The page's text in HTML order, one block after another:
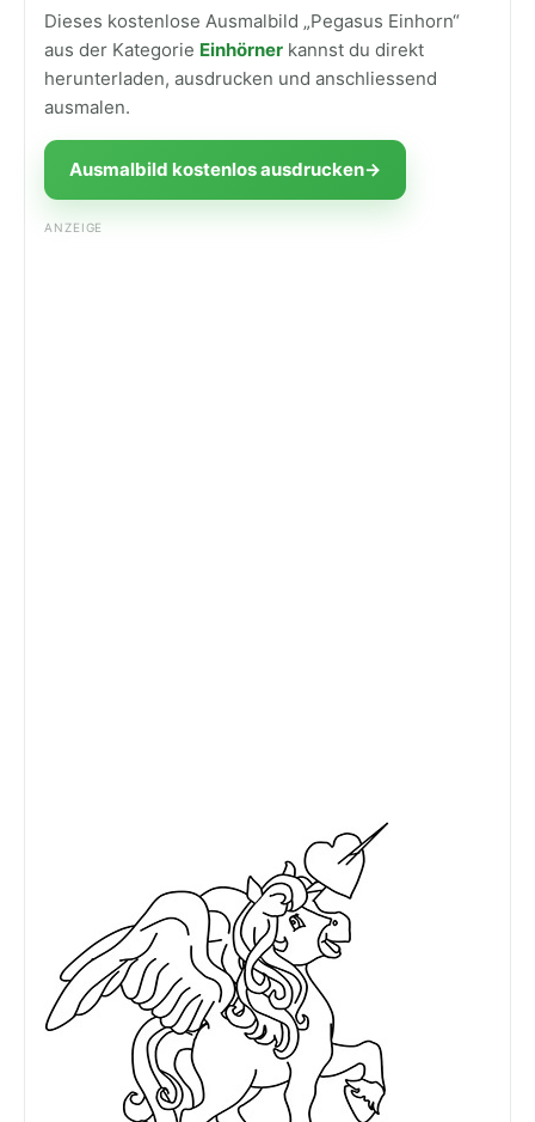
Dieses kostenlose Ausmalbild „Pegasus Einhorn“
aus der Kategorie Einhörner kannst du direkt
herunterladen, ausdrucken und anschliessend
ausmalen.
Ausmalbild kostenlos ausdrucken→
ANZEIGE